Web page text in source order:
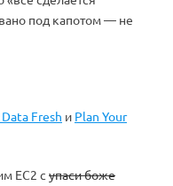
под капотом — не
Fresh и Plan Your
ЕС2 с упаси боже